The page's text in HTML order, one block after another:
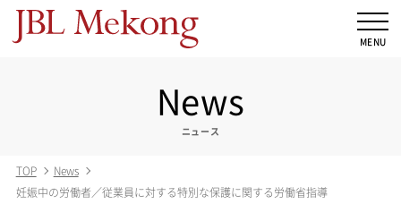
News
ニュース
TOP
News
妊娠中の労働者／従業員に対する特別な保護に関する労働省指導